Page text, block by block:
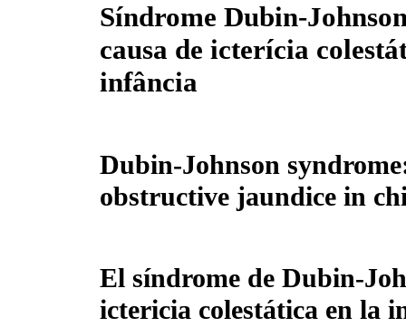
Síndrome Dubin-
causa de icterícia
infância
Dubin-Johnson
obstructive jaundice in
El síndrome de Dubin-
ictericia colestática en la